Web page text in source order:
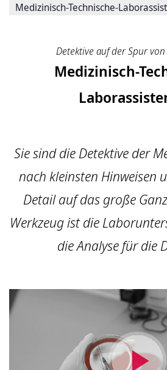
Medizinisch-Technische-
Detektive auf der Spur
Medizinisch-
Sie sind die Detektive der
nach kleinsten Hinweisen
Detail auf das große
Werkzeug ist die
die Analyse für die